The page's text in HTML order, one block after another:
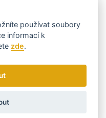
a do svého sortimentu
která má s
Beardburys / Carobels
k tomu
používat soubory
zde.